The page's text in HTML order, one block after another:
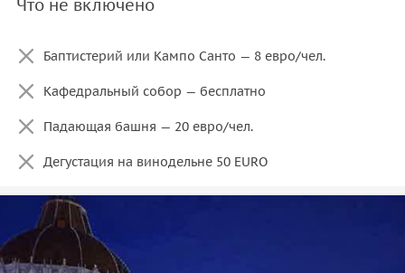
Что не включено
Баптистерий или Кампо Санто — 8 евро/чел.
Кафедральный собор — бесплатно
Падающая башня — 20 евро/чел.
Дегустация на винодельне 50 EURO